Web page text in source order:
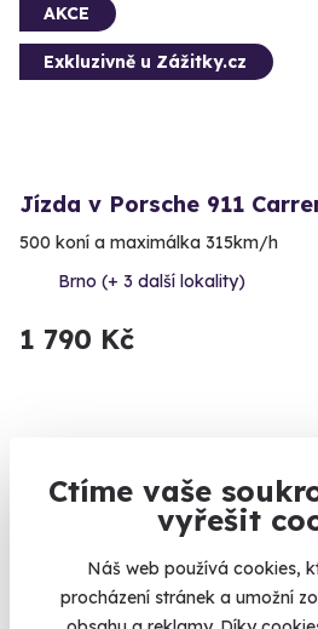
Ctíme vaše
vyřešit
Náš web používá cookies,
procházení stránek a umožní
AKCE
Exkluzivně u Zážitky.cz
Jízda v Porsche 911
500 koní a maximálka 315km/h
Brno (+ 3 další lokality)
1 790 Kč